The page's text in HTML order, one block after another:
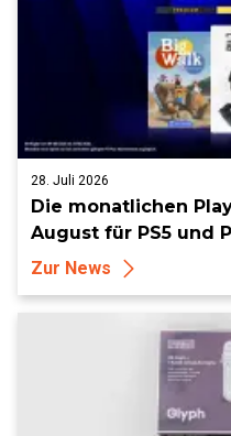
28. Juli 2026
Die monatlichen
August für PS5 und
Zur News